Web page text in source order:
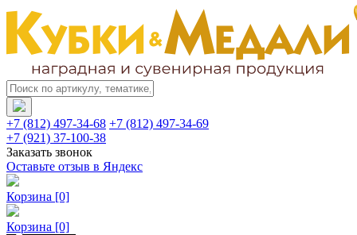
+7 (812) 497-34-68 +7 (812) 497-34-69
+7 (921) 37-100-38
Заказать звонок
Оставьте отзыв в Яндекс
Корзина [0]
Корзина [0]